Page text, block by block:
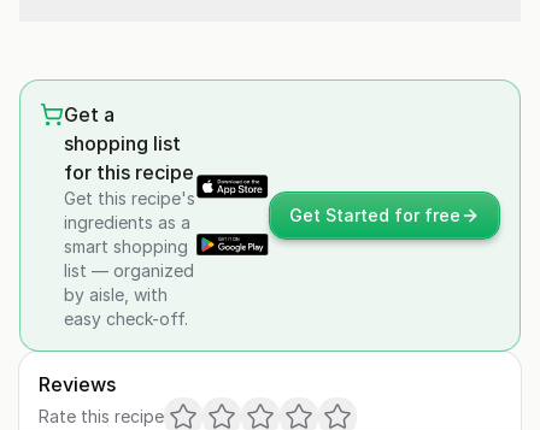
Get a
shopping list
for this recipe
Get this recipe's
ingredients as a
smart shopping
list — organized
by aisle, with
easy check-off.
Get Started for free
Reviews
Rate this recipe